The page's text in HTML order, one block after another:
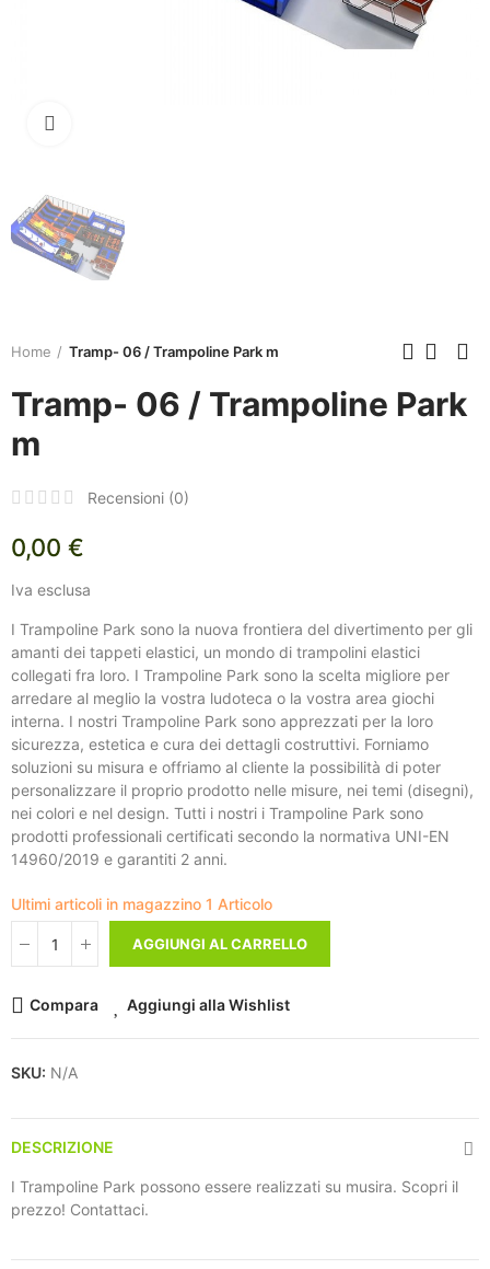
Home Tramp- 06 / Trampoline Park m
Tramp- 06 / Trampoline Park
m
Recensioni (0)
0,00 €
Iva esclusa
I Trampoline Park sono la nuova frontiera del divertimento per gli
amanti dei tappeti elastici, un mondo di trampolini elastici
collegati fra loro. I Trampoline Park sono la scelta migliore per
arredare al meglio la vostra ludoteca o la vostra area giochi
interna. I nostri Trampoline Park sono apprezzati per la loro
sicurezza, estetica e cura dei dettagli costruttivi. Forniamo
soluzioni su misura e offriamo al cliente la possibilità di poter
personalizzare il proprio prodotto nelle misure, nei temi (disegni),
nei colori e nel design. Tutti i nostri i Trampoline Park sono
prodotti professionali certificati secondo la normativa UNI-EN
14960/2019 e garantiti 2 anni.
Ultimi articoli in magazzino 1 Articolo
AGGIUNGI AL CARRELLO
Compara Aggiungi alla Wishlist
SKU: N/A
DESCRIZIONE
I Trampoline Park possono essere realizzati su musira. Scopri il
prezzo! Contattaci.